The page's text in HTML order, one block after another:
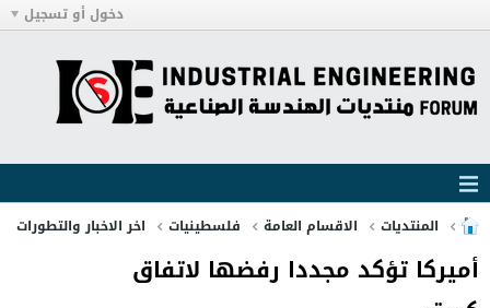
دخول أو تسجيل
المنتديات الاقسام العامة فلسطينيات اخر الاخبار والتطورات
أميركا تؤكد مجددا رفضها لاتفاق